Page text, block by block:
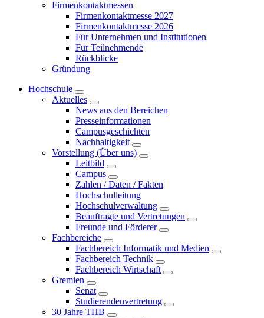
Firmenkontaktmessen
Firmenkontaktmesse 2027
Firmenkontaktmesse 2026
Für Unternehmen und Institutionen
Für Teilnehmende
Rückblicke
Gründung
Hochschule
Aktuelles
News aus den Bereichen
Presseinformationen
Campusgeschichten
Nachhaltigkeit
Vorstellung (Über uns)
Leitbild
Campus
Zahlen / Daten / Fakten
Hochschulleitung
Hochschulverwaltung
Beauftragte und Vertretungen
Freunde und Förderer
Fachbereiche
Fachbereich Informatik und Medien
Fachbereich Technik
Fachbereich Wirtschaft
Gremien
Senat
Studierendenvertretung
30 Jahre THB